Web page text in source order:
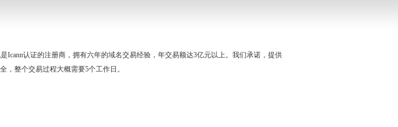
Icann认证的注册商，拥有六年的域名交易经验，年交易额达3亿元以上。我们承诺，提供
，整个交易过程大概需要5个工作日。